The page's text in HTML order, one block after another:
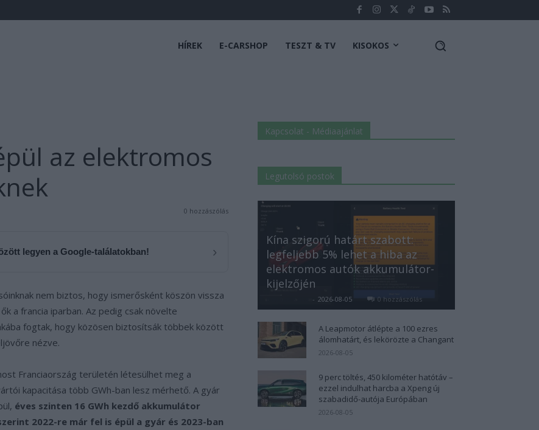
HÍREK E-CARSHOP TESZT & TV KISOKOS
az elektromos
0 hozzászólás
legyen a Google-találatokban! ›
nem biztos, hogy ismerősként köszön vissza
a francia iparban. Az pedig csak növelte
fogtak, hogy közösen biztosítsák többek között
nézve.
Franciaország területén létesülhet meg a
kapacitása több GWh-ban lesz mérhető. A gyár
éves szinten 16 GWh kezdő akkumulátor
2022-re már fel is épül a gyár és 2023-ban
Kapcsolat - Médiaajánlat
Legutolsó postok
Kína szigorú határt szabott:
legfeljebb 5% lehet a hiba az
elektromos autók akkumulátor-
kijelzőjén
- 2026-08-05 0 hozzászólás
A Leapmotor átlépte a 100 ezres
álomhatárt, és lekörözte a Changant
2026-08-05
9 perc töltés, 450 kilométer hatótáv –
ezzel indulhat harcba a Xpeng új
szabadidő-autója Európában
2026-08-05